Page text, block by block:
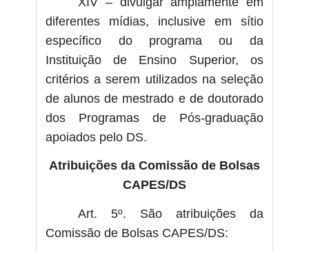
diferentes mídias, inclusive em sítio
específico do programa ou da
Instituição de Ensino Superior, os
critérios a serem utilizados na seleção
de alunos de mestrado e de doutorado
dos Programas de Pós-graduação
apoiados pelo DS.
Atribuições da Comissão de Bolsas
CAPES/DS
Art. 5º. São atribuições da
Comissão de Bolsas CAPES/DS: